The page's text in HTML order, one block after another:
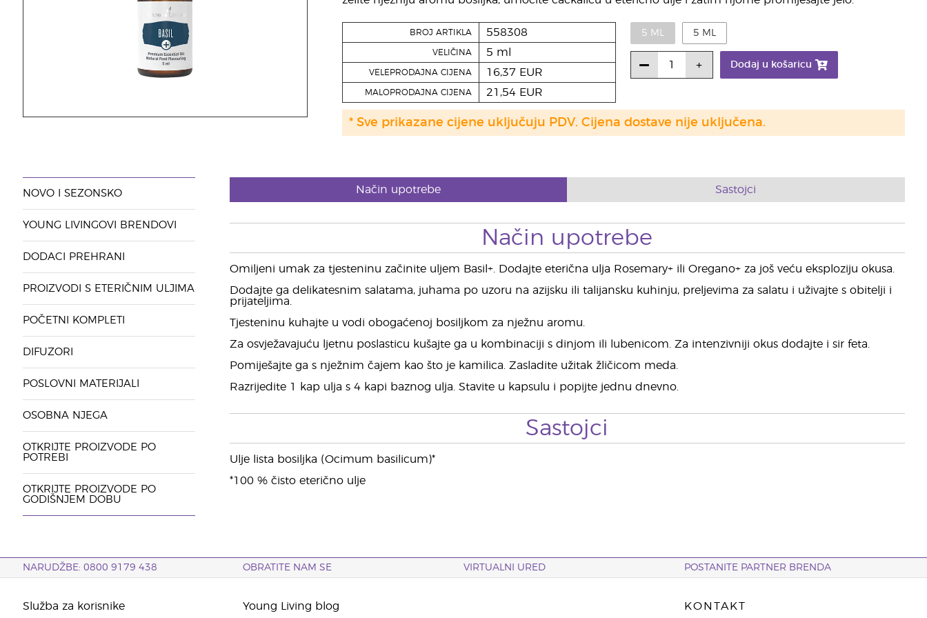
BROJ ARTIKLA 558308
VELIČINA 5 ml
VELEPRODAJNA CIJENA 16,37 EUR
MALOPRODAJNA CIJENA 21,54 EUR
5 ML 5 ML
Dodaj u košaricu
* Sve prikazane cijene uključuju PDV. Cijena dostave nije uključena.
NOVO I SEZONSKO
YOUNG LIVINGOVI BRENDOVI
DODACI PREHRANI
PROIZVODI S ETERIČNIM ULJIMA
POČETNI KOMPLETI
DIFUZORI
POSLOVNI MATERIJALI
OSOBNA NJEGA
OTKRIJTE PROIZVODE PO
POTREBI
OTKRIJTE PROIZVODE PO
GODIŠNJEM DOBU
Način upotrebe Sastojci
Način upotrebe
Omiljeni umak za tjesteninu začinite uljem Basil+. Dodajte eterična ulja Rosemary+ ili Oregano+ za još veću eksploziju okusa.
Dodajte ga delikatesnim salatama, juhama po uzoru na azijsku ili talijansku kuhinju, preljevima za salatu i uživajte s obitelji i
prijateljima.
Tjesteninu kuhajte u vodi obogaćenoj bosiljkom za nježnu aromu.
Za osvježavajuću ljetnu poslasticu kušajte ga u kombinaciji s dinjom ili lubenicom. Za intenzivniji okus dodajte i sir feta.
Pomiješajte ga s nježnim čajem kao što je kamilica. Zasladite užitak žličicom meda.
Razrijedite 1 kap ulja s 4 kapi baznog ulja. Stavite u kapsulu i popijte jednu dnevno.
Sastojci
Ulje lista bosiljka (Ocimum basilicum)*
*100 % čisto eterično ulje
NARUDŽBE: 0800 9179 438 OBRATITE NAM SE VIRTUALNI URED POSTANITE PARTNER BRENDA
Služba za korisnike Young Living blog KONTAKT